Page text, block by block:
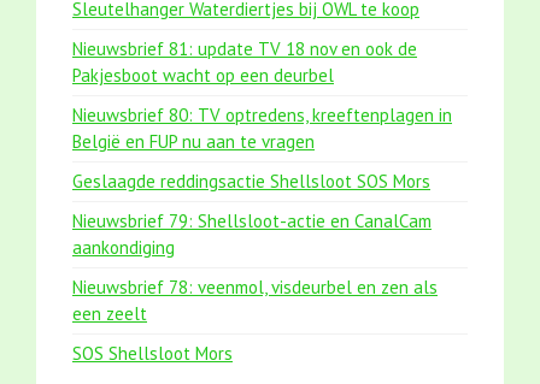
Sleutelhanger Waterdiertjes bij OWL te koop
Nieuwsbrief 81: update TV 18 nov en ook de
Pakjesboot wacht op een deurbel
Nieuwsbrief 80: TV optredens, kreeftenplagen in
België en FUP nu aan te vragen
Geslaagde reddingsactie Shellsloot SOS Mors
Nieuwsbrief 79: Shellsloot-actie en CanalCam
aankondiging
Nieuwsbrief 78: veenmol, visdeurbel en zen als
een zeelt
SOS Shellsloot Mors